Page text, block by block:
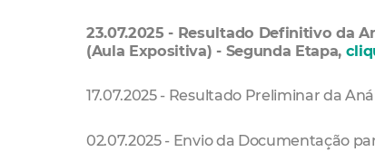
23.07.2025 - Resultado Definitivo da
(Aula Expositiva) - Segunda Etapa,
17.07.2025 - Resultado Preliminar da
02.07.2025 - Envio da Documentação